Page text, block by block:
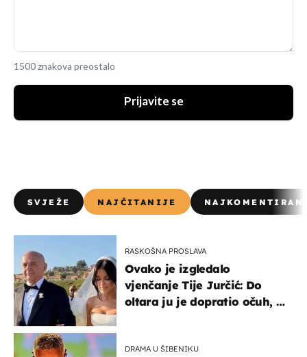
1500 znakova preostalo
Prijavite se
SVJEŽE NAJČITANIJE
RASKOŠNA PROSLAVA
Ovako je izgledalo
vjenčanje Tije Jurčić: Do
oltara ju je dopratio očuh, a
DRAMA U ŠIBENIKU